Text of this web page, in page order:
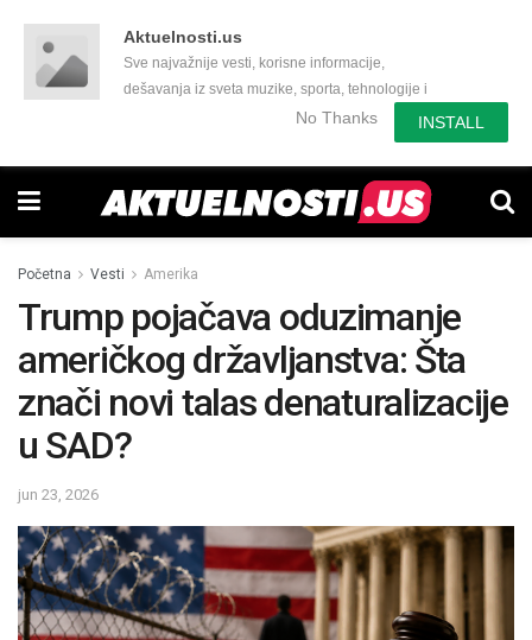
Aktuelnosti.us
Sve najvažnije vesti, korisne informacije,
dešavanja iz sveta muzike, sporta, tehnologije i
još mnogo toga zanimljivog.No Thanks INSTALL
Početna Vesti Amerika
Trump pojačava oduzimanje
američkog državljanstva: Šta
znači novi talas denaturalizacije
u SAD?
jun 23, 2026